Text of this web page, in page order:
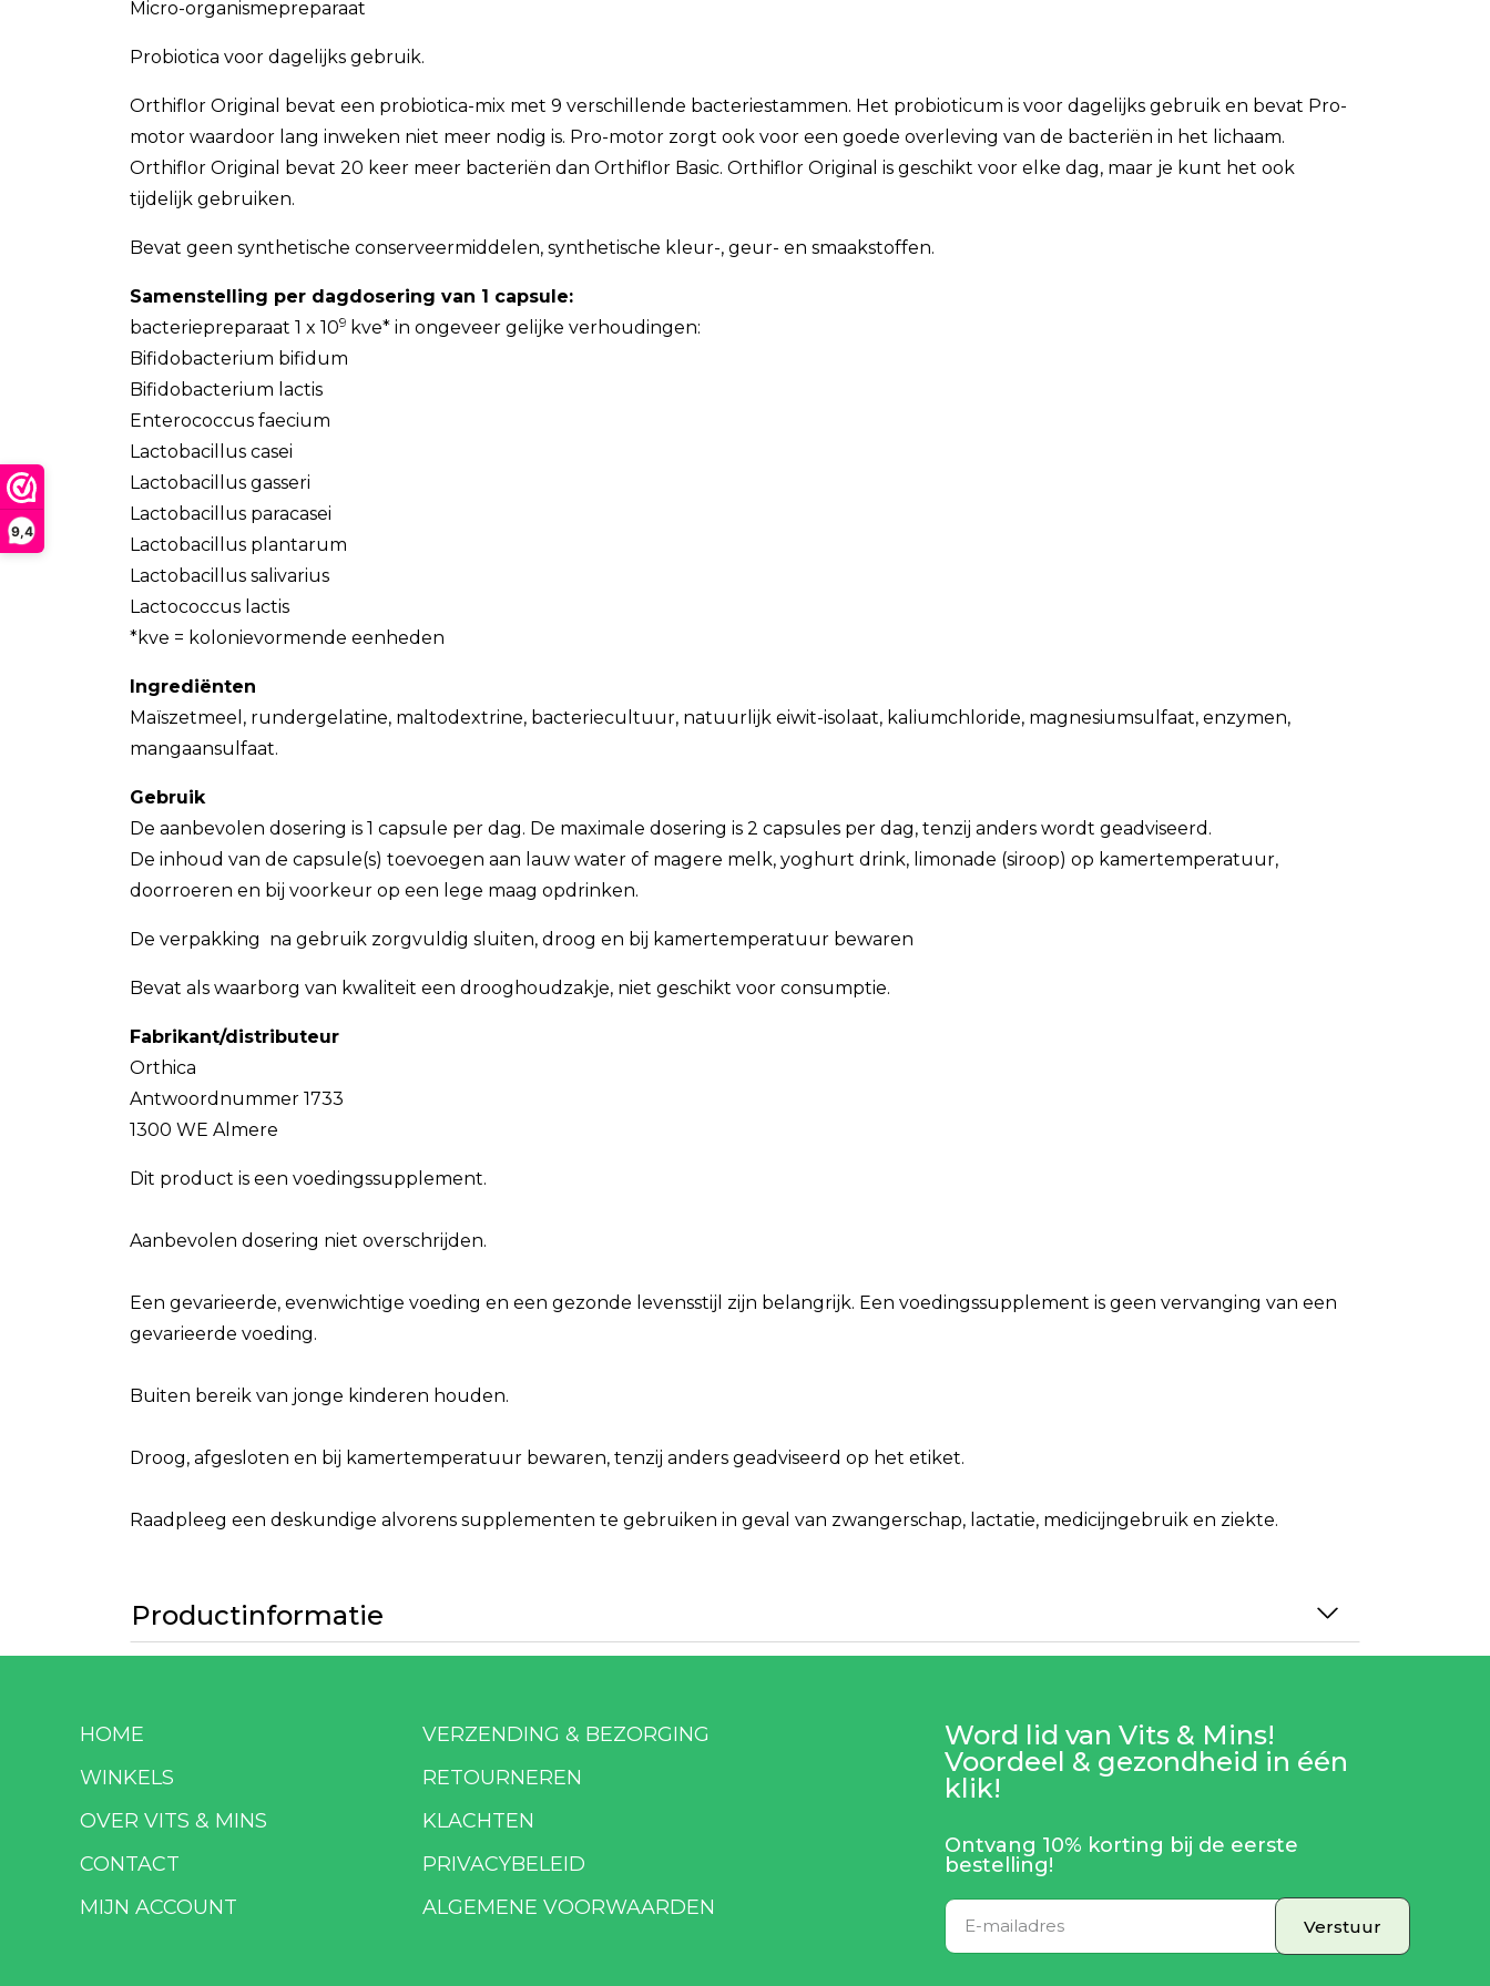
9,4
Micro-organismepreparaat
Probiotica voor dagelijks gebruik.
Orthiflor Original bevat een probiotica-mix met 9 verschillende bacteriestammen. Het probioticum is voor dagelijks gebruik en bevat Pro-
motor waardoor lang inweken niet meer nodig is. Pro-motor zorgt ook voor een goede overleving van de bacteriën in het lichaam.
Orthiflor Original bevat 20 keer meer bacteriën dan Orthiflor Basic. Orthiflor Original is geschikt voor elke dag, maar je kunt het ook
tijdelijk gebruiken.
Bevat geen synthetische conserveermiddelen, synthetische kleur-, geur- en smaakstoffen.
Samenstelling per dagdosering van 1 capsule:
bacteriepreparaat 1 x 109 kve* in ongeveer gelijke verhoudingen:
Bifidobacterium bifidum
Bifidobacterium lactis
Enterococcus faecium
Lactobacillus casei
Lactobacillus gasseri
Lactobacillus paracasei
Lactobacillus plantarum
Lactobacillus salivarius
Lactococcus lactis
*kve = kolonievormende eenheden
Ingrediënten
Maïszetmeel, rundergelatine, maltodextrine, bacteriecultuur, natuurlijk eiwit-isolaat, kaliumchloride, magnesiumsulfaat, enzymen,
mangaansulfaat.
Gebruik
De aanbevolen dosering is 1 capsule per dag. De maximale dosering is 2 capsules per dag, tenzij anders wordt geadviseerd.
De inhoud van de capsule(s) toevoegen aan lauw water of magere melk, yoghurt drink, limonade (siroop) op kamertemperatuur,
doorroeren en bij voorkeur op een lege maag opdrinken.
De verpakking na gebruik zorgvuldig sluiten, droog en bij kamertemperatuur bewaren
Bevat als waarborg van kwaliteit een drooghoudzakje, niet geschikt voor consumptie.
Fabrikant/distributeur
Orthica
Antwoordnummer 1733
1300 WE Almere
Dit product is een voedingssupplement.
Aanbevolen dosering niet overschrijden.
Een gevarieerde, evenwichtige voeding en een gezonde levensstijl zijn belangrijk. Een voedingssupplement is geen vervanging van een
gevarieerde voeding.
Buiten bereik van jonge kinderen houden.
Droog, afgesloten en bij kamertemperatuur bewaren, tenzij anders geadviseerd op het etiket.
Raadpleeg een deskundige alvorens supplementen te gebruiken in geval van zwangerschap, lactatie, medicijngebruik en ziekte.
Productinformatie
HOME
WINKELS
OVER VITS & MINS
CONTACT
MIJN ACCOUNT
VERZENDING & BEZORGING
RETOURNEREN
KLACHTEN
PRIVACYBELEID
ALGEMENE VOORWAARDEN
Word lid van Vits & Mins!
Voordeel & gezondheid in één
klik!
Ontvang 10% korting bij de eerste
bestelling!
Verstuur